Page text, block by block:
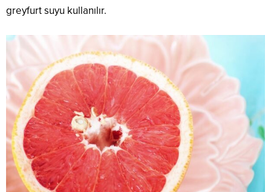
greyfurt suyu kullanılır.